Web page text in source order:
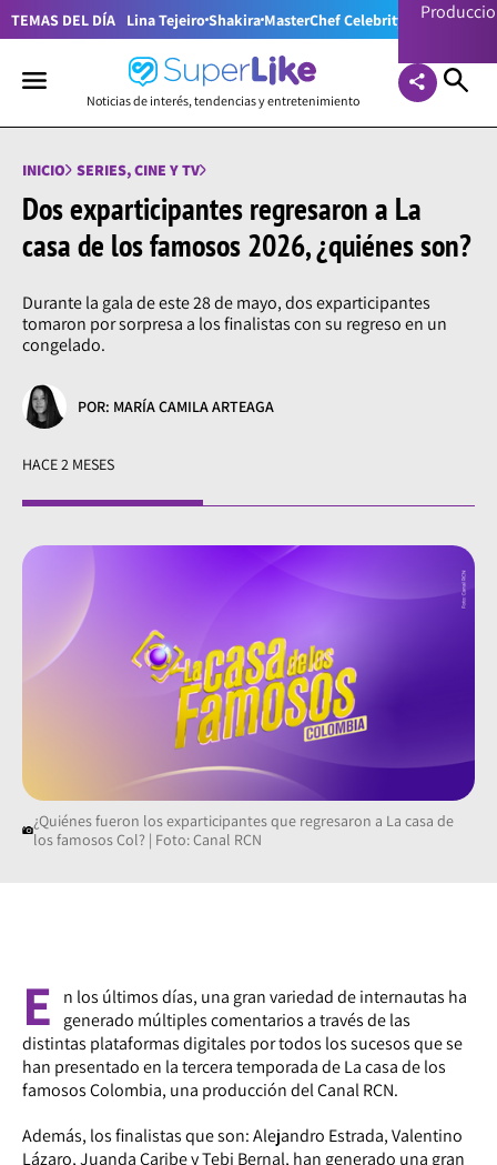
TEMAS DEL DÍA Lina TejeiroShakira MasterChef Celebrity Colombia
Noticias de interés, tendencias y entretenimiento
INICIO SERIES, CINE Y TV
Dos exparticipantes regresaron a La
casa de los famosos 2026, ¿quiénes son?
Durante la gala de este 28 de mayo, dos exparticipantes
tomaron por sorpresa a los finalistas con su regreso en un
congelado.
POR: MARÍA CAMILA ARTEAGA
HACE 2 MESES
¿Quiénes fueron los exparticipantes que regresaron a La casa de
los famosos Col? | Foto: Canal RCN
E
n los últimos días, una gran variedad de internautas ha
generado múltiples comentarios a través de las
distintas plataformas digitales por todos los sucesos que se
han presentado en la tercera temporada de La casa de los
famosos Colombia, una producción del Canal RCN.
Además, los finalistas que son: Alejandro Estrada, Valentino
Lázaro, Juanda Caribe y Tebi Bernal, han generado una gran